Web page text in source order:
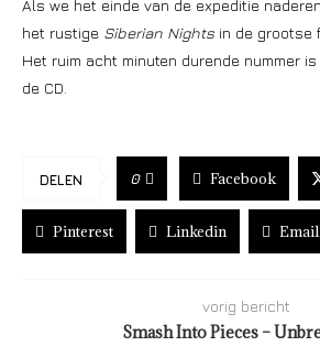
Als we het einde van de expeditie
het rustige Siberian Nights in de grootse
Het ruim acht minuten durende nummer
de CD.
DELEN 0 Facebook
Pinterest Linkedin Email
vorig bericht
Smash Into Pieces –